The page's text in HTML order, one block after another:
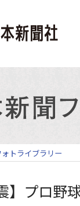
トライブラリー
】プロ野